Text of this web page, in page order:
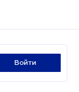
войти